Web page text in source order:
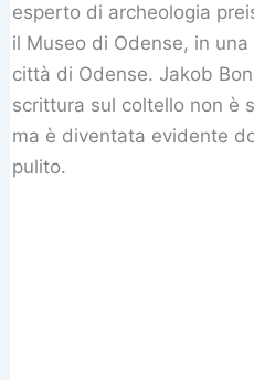
esperto di archeologia
il Museo di Odense, in
città di Odense. Jakob
scrittura sul coltello non è
ma è diventata evidente
pulito.